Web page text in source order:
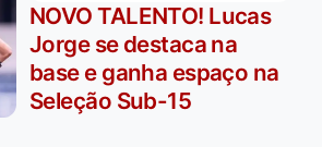
NOVO TALENTO! Lucas
Jorge se destaca na
base e ganha espaço na
Seleção Sub-15